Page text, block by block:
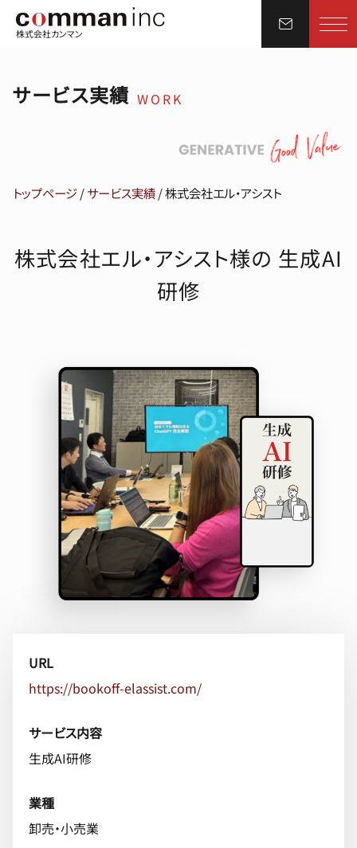
株式会社カンマン
サービス実績 WORK
トップページ/サービス実績/株式会社エル・アシスト
株式会社エル・アシスト様の 生成AI
研修
URL
https://bookoff-elassist.com/
サービス内容
生成AI研修
業種
卸売・小売業